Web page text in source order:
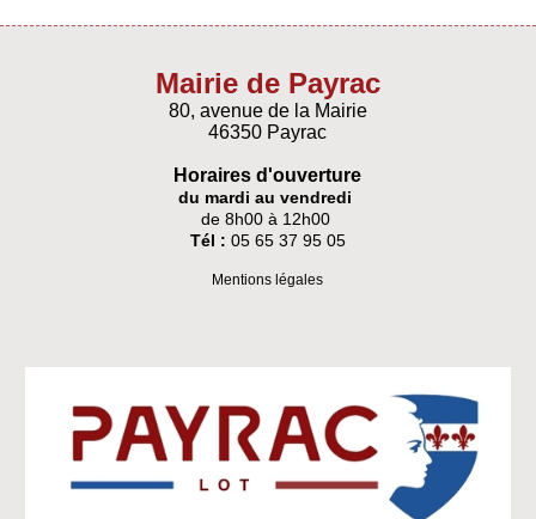
Mairie de Payrac
80, avenue de la Mairie
46350 Payrac
Horaires d'ouverture
du mardi au vendredi
de 8h00 à 12h00
Tél : 05 65 37 95 05
Mentions légales